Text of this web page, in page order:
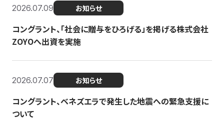
2026.07.09 お知らせ
コングラント、「社会に贈与をひろげる」を掲げる株式会社
ZOYOへ出資を実施
2026.07.07 お知らせ
コングラント、ベネズエラで発生した地震への緊急支援に
ついて